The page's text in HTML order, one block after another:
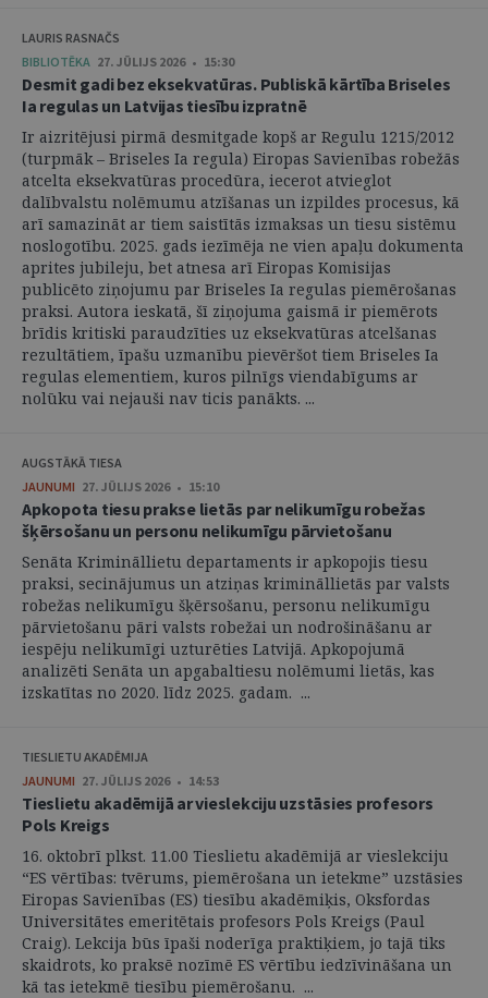
LAURIS RASNAČS
BIBLIOTĒKA 27. JŪLIJS 2026 • 15:30
Desmit gadi bez eksekvatūras. Publiskā kārtība Briseles
Ia regulas un Latvijas tiesību izpratnē
Ir aizritējusi pirmā desmitgade kopš ar Regulu 1215/2012
(turpmāk – Briseles Ia regula) Eiropas Savienības robežās
atcelta eksekvatūras procedūra, iecerot atvieglot
dalībvalstu nolēmumu atzīšanas un izpildes procesus, kā
arī samazināt ar tiem saistītās izmaksas un tiesu sistēmu
noslogotību. 2025. gads iezīmēja ne vien apaļu dokumenta
aprites jubileju, bet atnesa arī Eiropas Komisijas
publicēto ziņojumu par Briseles Ia regulas piemērošanas
praksi. Autora ieskatā, šī ziņojuma gaismā ir piemērots
brīdis kritiski paraudzīties uz eksekvatūras atcelšanas
rezultātiem, īpašu uzmanību pievēršot tiem Briseles Ia
regulas elementiem, kuros pilnīgs viendabīgums ar
nolūku vai nejauši nav ticis panākts. ...
AUGSTĀKĀ TIESA
JAUNUMI 27. JŪLIJS 2026 • 15:10
Apkopota tiesu prakse lietās par nelikumīgu robežas
šķērsošanu un personu nelikumīgu pārvietošanu
Senāta Krimināllietu departaments ir apkopojis tiesu
praksi, secinājumus un atziņas krimināllietās par valsts
robežas nelikumīgu šķērsošanu, personu nelikumīgu
pārvietošanu pāri valsts robežai un nodrošināšanu ar
iespēju nelikumīgi uzturēties Latvijā. Apkopojumā
analizēti Senāta un apgabaltiesu nolēmumi lietās, kas
izskatītas no 2020. līdz 2025. gadam. ...
TIESLIETU AKADĒMIJA
JAUNUMI 27. JŪLIJS 2026 • 14:53
Tieslietu akadēmijā ar vieslekciju uzstāsies profesors
Pols Kreigs
16. oktobrī plkst. 11.00 Tieslietu akadēmijā ar vieslekciju
“ES vērtības: tvērums, piemērošana un ietekme” uzstāsies
Eiropas Savienības (ES) tiesību akadēmiķis, Oksfordas
Universitātes emeritētais profesors Pols Kreigs (Paul
Craig). Lekcija būs īpaši noderīga praktiķiem, jo tajā tiks
skaidrots, ko praksē nozīmē ES vērtību iedzīvināšana un
kā tas ietekmē tiesību piemērošanu. ...